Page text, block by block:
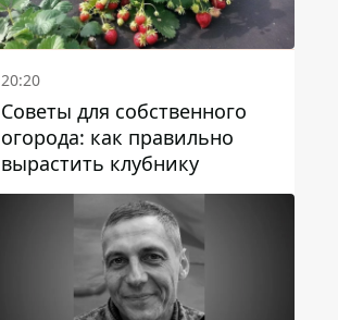
20:20
Советы для собственного
огорода: как правильно
вырастить клубнику